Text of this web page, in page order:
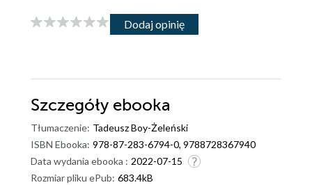
Dodaj opinię
Szczegóły ebooka
Tłumaczenie: Tadeusz Boy-Żeleński
ISBN Ebooka: 978-87-283-6794-0, 9788728367940
Data wydania ebooka : 2022-07-15
Rozmiar pliku ePub: 683.4kB